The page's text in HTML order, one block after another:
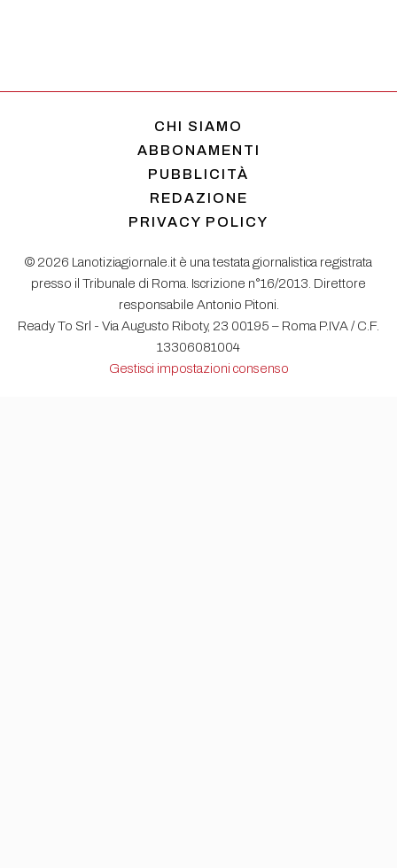
CHI SIAMO
ABBONAMENTI
PUBBLICITÀ
REDAZIONE
PRIVACY POLICY
© 2026 Lanotiziagiornale.it è una testata giornalistica registrata
presso il Tribunale di Roma. Iscrizione n°16/2013. Direttore
responsabile Antonio Pitoni.
Ready To Srl - Via Augusto Riboty, 23 00195 – Roma P.IVA / C.F.
13306081004
Gestisci impostazioni consenso